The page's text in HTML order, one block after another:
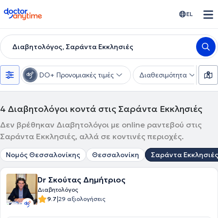
doctoranytime EL
Διαβητολόγος, Σαράντα Εκκλησιές
DO+ Προνομιακές τιμές Διαθεσιμότητα
4 Διαβητολόγοι κοντά στις Σαράντα Εκκλησιές
Δεν βρέθηκαν Διαβητολόγοι με online ραντεβού στις
Σαράντα Εκκλησιές, αλλά σε κοντινές περιοχές.
Νομός Θεσσαλονίκης Θεσσαλονίκη Σαράντα Εκκλησιές
Dr Σκούτας Δημήτριος
Διαβητολόγος
9.7|29 αξιολογήσεις